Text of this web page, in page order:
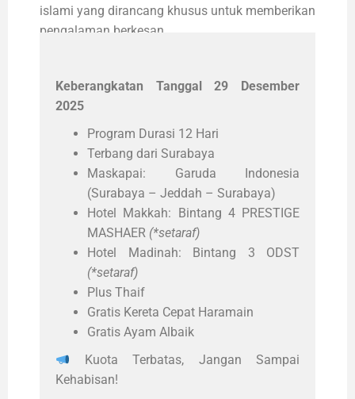
islami yang dirancang khusus untuk memberikan
pengalaman berkesan.
Keberangkatan Tanggal 29 Desember
2025
Program Durasi 12 Hari
Terbang dari Surabaya
Maskapai: Garuda Indonesia
(Surabaya – Jeddah – Surabaya)
Hotel Makkah: Bintang 4 PRESTIGE
MASHAER (*setaraf)
Hotel Madinah: Bintang 3 ODST
(*setaraf)
Plus Thaif
Gratis Kereta Cepat Haramain
Gratis Ayam Albaik
Kuota Terbatas, Jangan Sampai
Kehabisan!